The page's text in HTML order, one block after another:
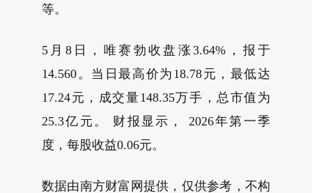
等。
5月8日，唯赛勃收盘涨3.64%，报于
14.560。当日最高价为18.78元，最低达
17.24元，成交量148.35万手，总市值为
25.3亿元。 财报显示， 2026年第一季
度，每股收益0.06元。
数据由南方财富网提供，仅供参考，不构